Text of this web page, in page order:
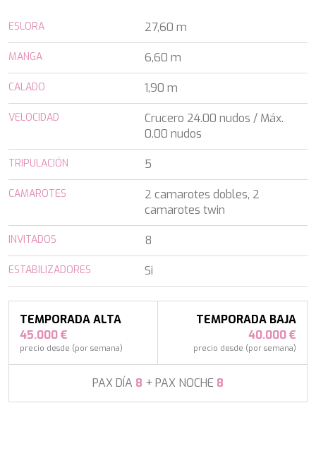
ESLORA 27,60 m
MANGA 6,60 m
CALADO 1,90 m
VELOCIDAD
Crucero 24.00 nudos / Máx.
0.00 nudos
TRIPULACIÓN 5
CAMAROTES
2 camarotes dobles, 2
camarotes twin
INVITADOS 8
ESTABILIZADORES Si
TEMPORADA ALTA
45.000 €
precio desde (por semana)
TEMPORADA BAJA
40.000 €
precio desde (por semana)
PAX DÍA 8 + PAX NOCHE 8
ALENA
ALFA MARIO
ALICE
ALOIA 80
ALTEYA
ALVIUM
AMADA MIA
ANAVI
ANDILIS
ANETTA
ANGRA TOO
ANIMA II
ANIMA MARIS
ANKA
ANNABEL II
ANOTHER ONE
ANTHEYA III
APHAEA
AQUA LIBRA
AQUAVISTA
AQUILA
Francia
Turquía
Grecia
Croacia
Baleares
Caribe & Bahamas
Caribe & Bahamas
Italia
Croacia
Océano Índico
Turquía
Italia
Turquía
Italia
Croacia
Turquía